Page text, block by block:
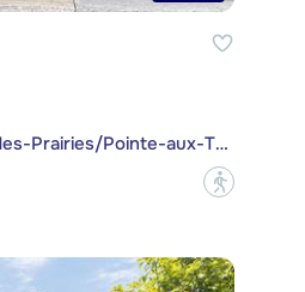
Montréal (Rivière-des-Prairies/Pointe-aux-Trembles)
?